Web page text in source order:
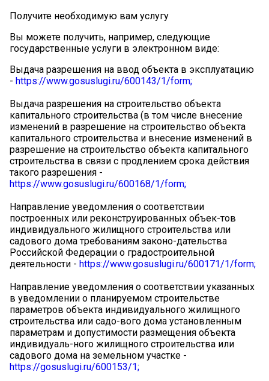
Получите необходимую вам услугу
Вы можете получить, например, следующие
государственные услуги в электронном виде:
Выдача разрешения на ввод объекта в эксплуатацию
- https://www.gosuslugi.ru/600143/1/form;
Выдача разрешения на строительство объекта
капитального строительства (в том числе внесение
изменений в разрешение на строительство объекта
капитального строительства и внесение изменений в
разрешение на строительство объекта капитального
строительства в связи с продлением срока действия
такого разрешения -
https://www.gosuslugi.ru/600168/1/form;
Направление уведомления о соответствии
построенных или реконструированных объек-тов
индивидуального жилищного строительства или
садового дома требованиям законо-дательства
Российской Федерации о градостроительной
деятельности - https://www.gosuslugi.ru/600171/1/form;
Направление уведомления о соответствии указанных
в уведомлении о планируемом строительстве
параметров объекта индивидуального жилищного
строительства или садо-вого дома установленным
параметрам и допустимости размещения объекта
индивидуаль-ного жилищного строительства или
садового дома на земельном участке -
https://gosuslugi.ru/600153/1;